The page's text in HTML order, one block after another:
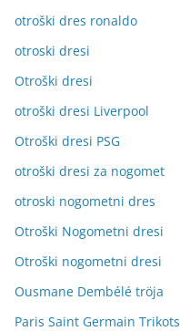
otroški dres ronaldo
otroski dresi
Otroški dresi
otroški dresi Liverpool
Otroški dresi PSG
otroški dresi za nogomet
otroski nogometni dres
Otroški Nogometni dresi
Otroški nogometni dresi
Ousmane Dembélé tröja
Paris Saint Germain Trikots